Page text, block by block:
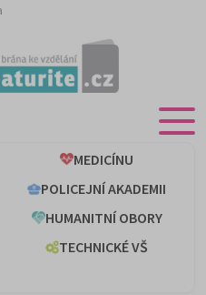
MEDICÍNU
POLICEJNÍ AKADEMII
HUMANITNÍ OBORY
TECHNICKÉ VŠ